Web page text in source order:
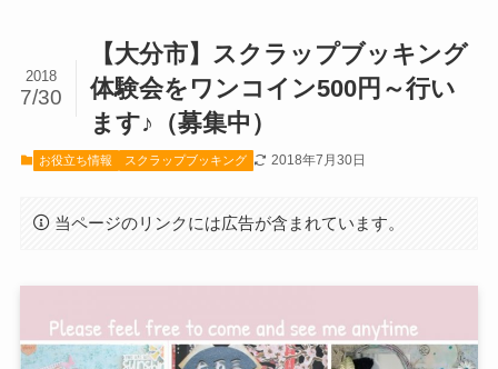
【大分市】スクラップブッキング
体験会をワンコイン500円～行い
ます♪（募集中）
2018
7/30
お役立ち情報 スクラップブッキング 2018年7月30日
当ページのリンクには広告が含まれています。